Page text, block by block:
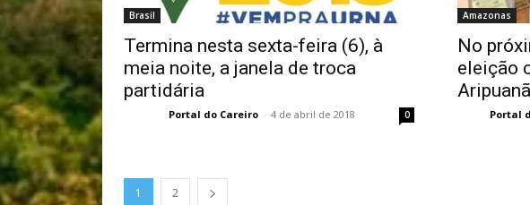
Brasil
Termina nesta sexta-feira (6), à
meia noite, a janela de troca
partidária
Portal do Careiro - 4 de abril de 2018 0
Amazonas
No
eleição
Portal
1 2